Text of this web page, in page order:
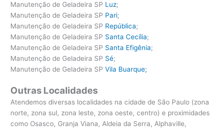
Manutenção de Geladeira SP Luz;
Manutenção de Geladeira SP Pari;
Manutenção de Geladeira SP República;
Manutenção de Geladeira SP Santa Cecília;
Manutenção de Geladeira SP Santa Efigênia;
Manutenção de Geladeira SP Sé;
Manutenção de Geladeira SPVila Buarque;
Outras Localidades
Atendemos diversas localidades na cidade de São Paulo (zona
norte, zona sul, zona leste, zona oeste, centro) e proximidades
como Osasco, Granja Viana, Aldeia da Serra, Alphaville,